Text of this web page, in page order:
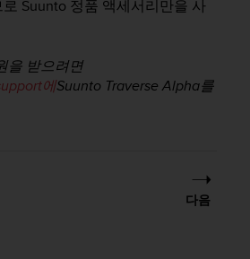
Suunto 정품 액세서리만을 사
을 받으려면
에Suunto Traverse Alpha를
다음